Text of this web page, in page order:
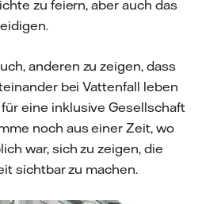
zu feiern, aber auch das
anderen zu zeigen, dass
bei Vattenfall leben
eine inklusive Gesellschaft
noch aus einer Zeit, wo
war, sich zu zeigen, die
sichtbar zu machen.